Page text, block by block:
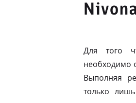
Для того
необходимо
Выполняя
только